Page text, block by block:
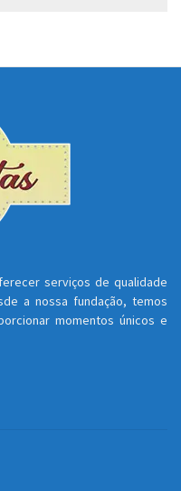
serviços de qualidade
a nossa fundação, temos
momentos únicos e